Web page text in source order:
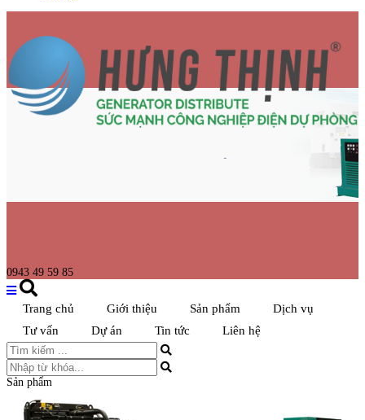
0943 49 59 85
Trang chủ Giới thiệu Sản phẩm
Dịch vụ
Tư vấn
Dự án Tin tức Liên hệ
Sản phẩm